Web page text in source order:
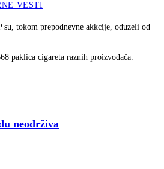
VESTI
su, tokom prepodnevne akkcije, oduzeli od
paklica cigareta raznih proizvođača.
neodrživa